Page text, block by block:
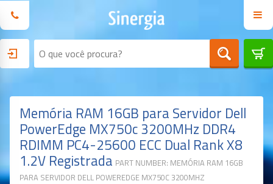
Memória RAM 16GB para Servidor Dell
PowerEdge MX750c 3200MHz DDR4
RDIMM PC4-25600 ECC Dual Rank X8
1.2V Registrada PART NUMBER: MEMÓRIA RAM 16GB
PARA SERVIDOR DELL POWEREDGE MX750C 3200MHZ